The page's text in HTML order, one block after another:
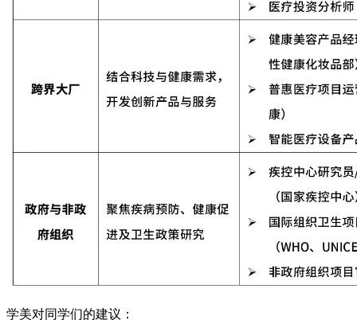
学美对同学们的建议：